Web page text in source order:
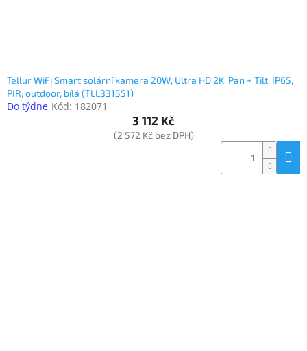
Tellur WiFi Smart solární kamera 20W, Ultra HD 2K, Pan + Tilt, IP65,
PIR, outdoor, bílá (TLL331551)
Do týdne Kód: 182071
3 112 Kč
(2 572 Kč bez DPH)